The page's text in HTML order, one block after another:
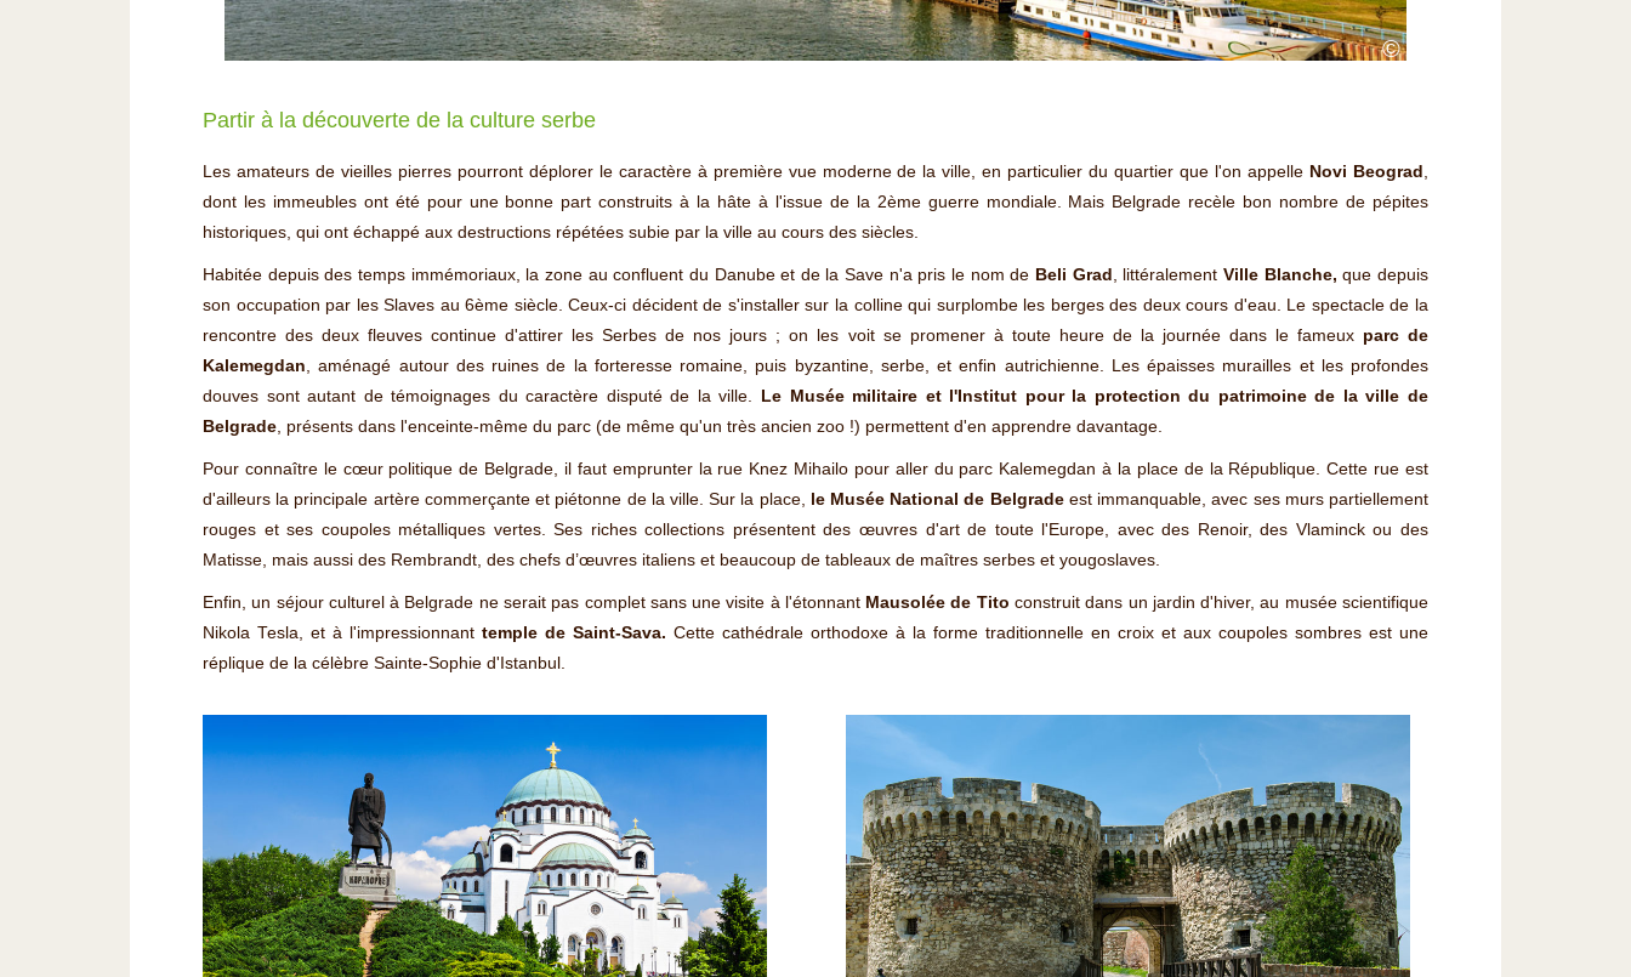
©
Partir à la découverte de la culture serbe
Les amateurs de vieilles pierres pourront déplorer le caractère à première vue moderne de la ville, en particulier du quartier que l'on appelle Novi Beograd ,
dont les immeubles ont été pour une bonne part construits à la hâte à l'issue de la 2ème guerre mondiale. Mais Belgrade recèle bon nombre de pépites
historiques, qui ont échappé aux destructions répétées subie par la ville au cours des siècles.
Habitée depuis des temps immémoriaux, la zone au confluent du Danube et de la Save n'a pris le nom de Beli Grad , littéralementVille Blanche, que depuis
son occupation par les Slaves au 6ème siècle. Ceux-ci décident de s'installer sur la colline qui surplombe les berges des deux cours d'eau. Le spectacle de la
rencontre des deux fleuves continue d'attirer les Serbes de nos jours ; on les voit se promener à toute heure de la journée dans le fameux parc de
Kalemegdan, aménagé autour des ruines de la forteresse romaine, puis byzantine, serbe, et enfin autrichienne. Les épaisses murailles et les profondes
douves sont autant de témoignages du caractère disputé de la ville.
Le Musée militaire et l'Institut pour la protection du patrimoine de la ville de
Belgrade, présents dans l'enceinte-même du parc (de même qu'un très ancien zoo !) permettent d'en apprendre davantage.
Pour connaître le cœur politique de Belgrade, il faut emprunter la rue Knez Mihailo pour aller du parc Kalemegdan à la place de la République. Cette rue est
d'ailleurs la principale artère commerçante et piétonne de la ville. Sur la place, le Musée National de Belgradeest immanquable, avec ses murs partiellement
rouges et ses coupoles métalliques vertes. Ses riches collections présentent des œuvres d'art de toute l'Europe, avec des Renoir, des Vlaminck ou des
Matisse, mais aussi des Rembrandt, des chefs d’œuvres italiens et beaucoup de tableaux de maîtres serbes et yougoslaves.
Enfin, un séjour culturel à Belgrade ne serait pas complet sans une visite à l'étonnant Mausolée de Tito construit dans un jardin d'hiver, au musée scientifique
Nikola Tesla, et à l'impressionnant temple de Saint-Sava. Cette cathédrale orthodoxe à la forme traditionnelle en croix et aux coupoles sombres est une
réplique de la célèbre Sainte-Sophie d'Istanbul.